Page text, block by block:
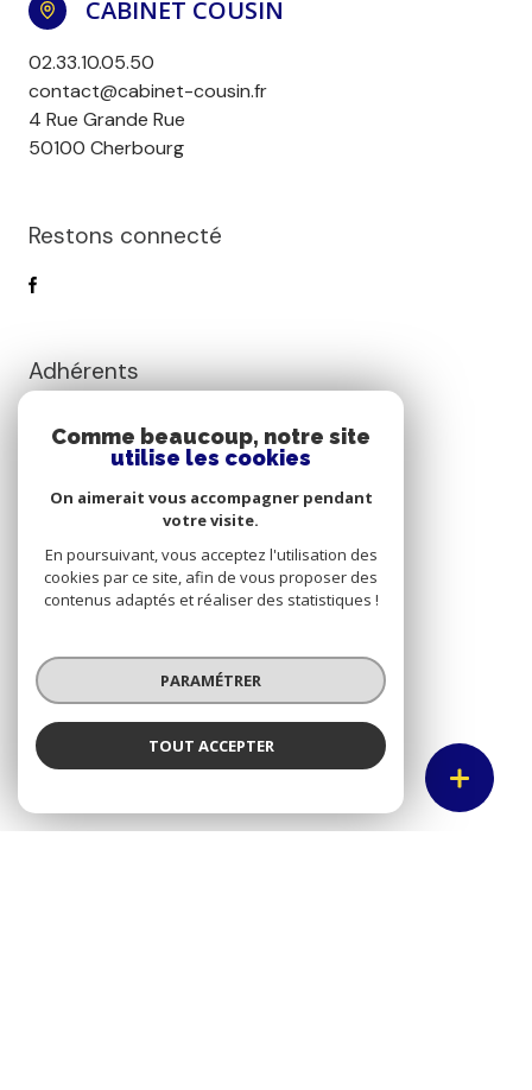
CABINET COUSIN
02.33.10.05.50
contact@cabinet-cousin.fr
4 Rue Grande Rue
50100 Cherbourg
Restons connecté
Adhérents
Nos partenaires
Mentions légales
Admin
Nos honoraires
Comme beaucoup, notre site
utilise les cookies
On aimerait vous accompagner pendant
votre visite.
En poursuivant, vous acceptez l'utilisation des
cookies par ce site, afin de vous proposer des
contenus adaptés et réaliser des statistiques !
PARAMÉTRER
TOUT ACCEPTER